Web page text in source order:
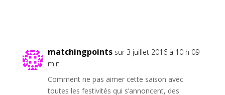
matchingpoints sur 3 juillet 2016 à 10 h 09
min
Comment ne pas aimer cette saison avec
toutes les festivités qui s’annoncent, des